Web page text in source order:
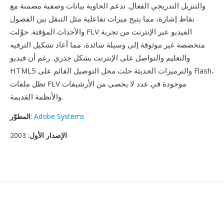
والتنزيل التدريجي الفعال. تدعم الحاوية بيانات وصفية مضمنة مع
نقاط إشارة، مما يتيح ميزات تفاعلية مثل التنقل بين الفصول
والأحداث المؤقتة. حوّلت FLV الفيديو عبر الإنترنت من تجربة
متخصصة غير موثوقة إلى وسيلة سائدة، مما أعاد تشكيل الترفيه
والتعليم والتواصل على الإنترنت بشكل جذري. رغم أن فيديو
HTML5 والترميزات الحديثة حلت محل التوصيل القائم على Flash،
تظل ملفات FLV موجودة في عدد لا يحصى من الأرشيفات
والأنظمة القديمة.
المطوّر: Adobe Systems
الإصدار الأول: 2003